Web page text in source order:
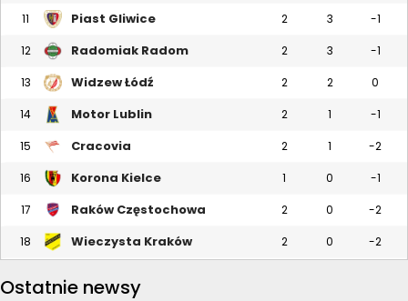
11 Piast Gliwice 2 3 -1
12 Radomiak Radom 2 3 -1
13 Widzew Łódź 2 2 0
14 Motor Lublin 2 1 -1
15 Cracovia 2 1 -2
16 Korona Kielce 1 0 -1
17 Raków Częstochowa 2 0 -2
18 Wieczysta Kraków 2 0 -2
Ostatnie newsy